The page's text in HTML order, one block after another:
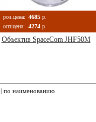
роз.цена: 4685 р.
опт.цена:
4274 р.
Объектив SpaceCom JHF50M
| по наименованию